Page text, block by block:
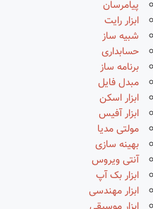
پیامرسان
ابزار رایت
شبیه ساز
حسابداری
برنامه ساز
مبدل فایل
ابزار اسکن
ابزار آفیس
مولتی مدیا
بهینه سازی
آنتی ویروس
ابزار بک آپ
ابزار مهندسی